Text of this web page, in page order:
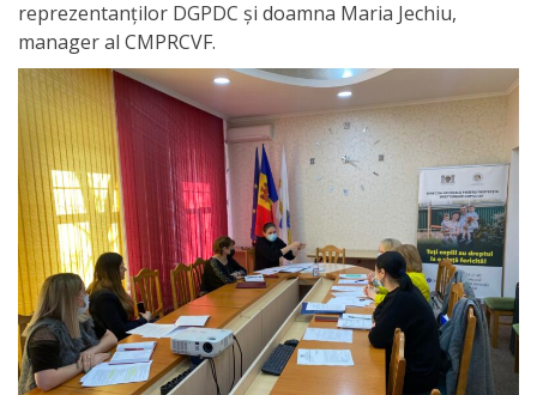
instituției
Planuri
de
activitate
Parteneriate
Proiecte
Rapoarte
reprezentanților DGPDC și doamna Maria Jechiu,
manager al CMPRCVF.